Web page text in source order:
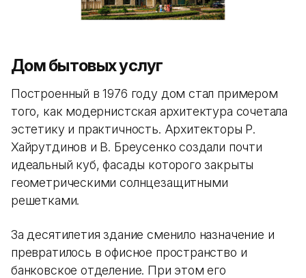
Дом бытовых услуг
Построенный в 1976 году дом стал примером
того, как модернистская архитектура сочетала
эстетику и практичность. Архитекторы Р.
Хайрутдинов и В. Бреусенко создали почти
идеальный куб, фасады которого закрыты
геометрическими солнцезащитными
решетками.
За десятилетия здание сменило назначение и
превратилось в офисное пространство и
банковское отделение. При этом его